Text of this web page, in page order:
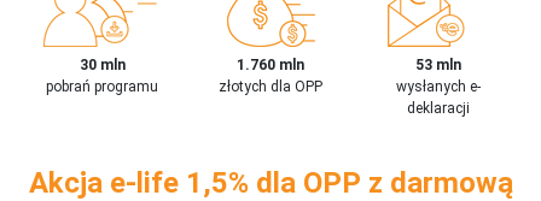
30 mln
pobrań programu
1.760 mln
złotych dla OPP
53 mln
wysłanych e-
deklaracji
Akcja e-life 1,5% dla OPP z darmową